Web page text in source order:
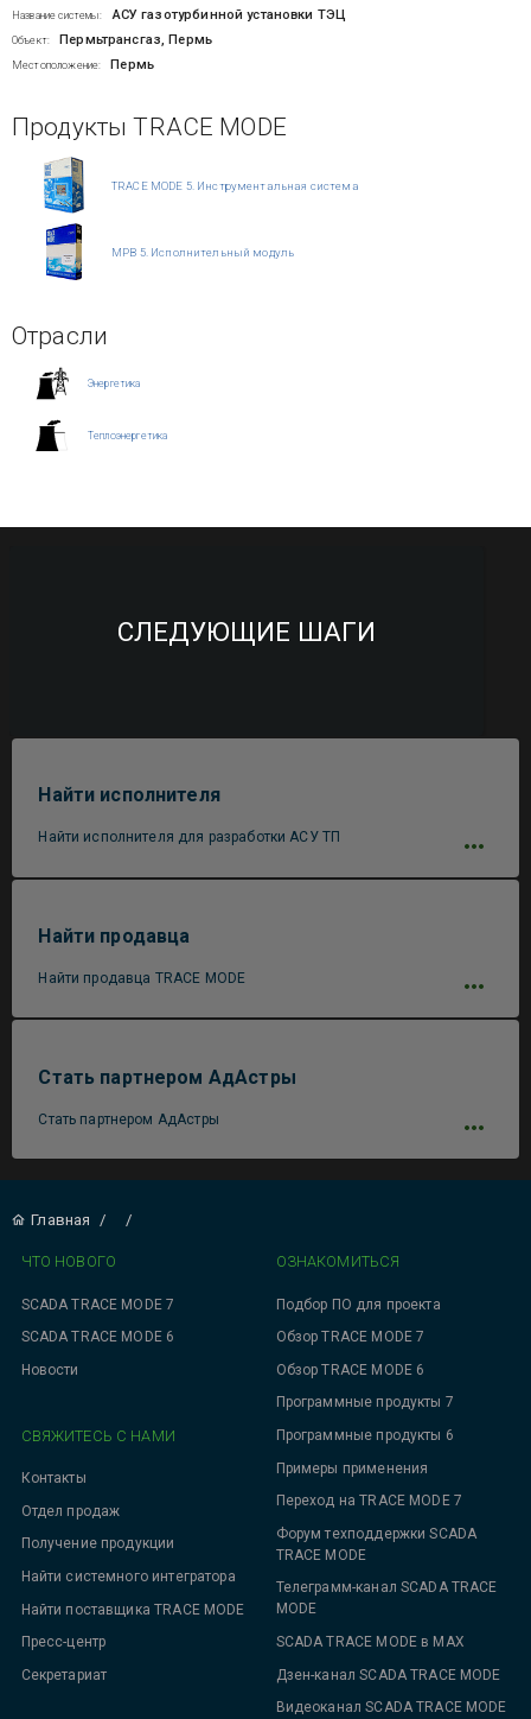
Название системы: АСУ газотурбинной установки ТЭЦ
Объект: Пермьтрансгаз, Пермь
Местоположение: Пермь
Продукты TRACE MODE
TRACE MODE 5. Инструментальная система
МРВ 5. Исполнительный модуль
Отрасли
Энергетика
Теплоэнергетика
СЛЕДУЮЩИЕ ШАГИ
Найти исполнителя
Найти исполнителя для разработки АСУ ТП
Найти продавца
Найти продавца TRACE MODE
Стать партнером АдАстры
Стать партнером АдАстры
Главная / /
ЧТО НОВОГО
SCADA TRACE MODE 7
SCADA TRACE MODE 6
Новости
ОЗНАКОМИТЬСЯ
Подбор ПО для проекта
Обзор TRACE MODE 7
Обзор TRACE MODE 6
Программные продукты 7
Программные продукты 6
Примеры применения
Переход на TRACE MODE 7
Форум техподдержки SCADA
TRACE MODE
Телеграмм-канал SCADA TRACE
MODE
SCADA TRACE MODE в MAX
Дзен-канал SCADA TRACE MODE
Видеоканал SCADA TRACE MODE
СВЯЖИТЕСЬ С НАМИ
Контакты
Отдел продаж
Получение продукции
Найти системного интегратора
Найти поставщика TRACE MODE
Пресс-центр
Секретариат